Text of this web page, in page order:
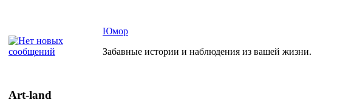
Юмор
Забавные истории и наблюдения из вашей жизни.
Art-land